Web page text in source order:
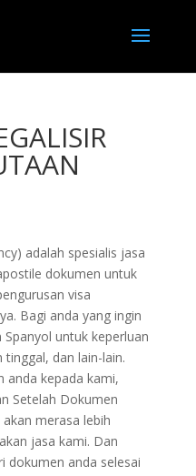
adalah spesialis jasa
dokumen untuk
visa
Bagi anda yang ingin
Spanyol untuk keperluan
dan lain-lain.
anda kepada kami,
Setelah Dokumen
akan merasa lebih
jasa kami. Dan
dokumen anda selesai